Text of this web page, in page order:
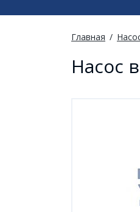
Главная
Насос